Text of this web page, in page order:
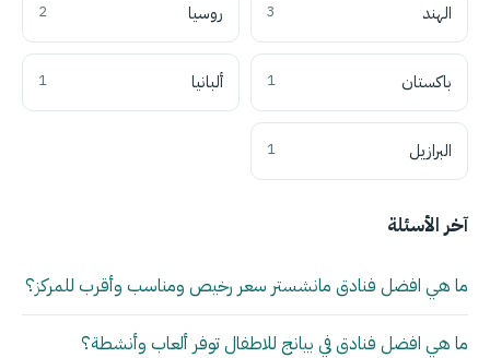
الهند 3 روسيا 2
باكستان 1 ألبانيا 1
البرازيل 1
آخر الأسئلة
ما هي افضل فنادق مانشستر سعر رخيص ومناسب وأقرب للمركز؟
ما هي افضل فنادق في بيانج للاطفال توفر ألعاب وأنشطة؟